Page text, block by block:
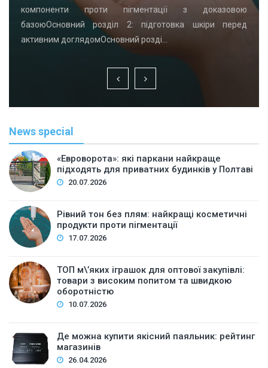
компоненти проти пігментації з доказовою
базоюОсновний розділ 2: підготовка шкіри перед
активним доглядомОсновний розді…
News special
«Евроворота»: які паркани найкраще
підходять для приватних будинків у Полтаві
20.07.2026
Рівний тон без плям: найкращі косметичні
продукти проти пігментації
17.07.2026
ТОП м\’яких іграшок для оптової закупівлі:
товари з високим попитом та швидкою
оборотністю
10.07.2026
Де можна купити якісний паяльник: рейтинг
магазинів
26.04.2026